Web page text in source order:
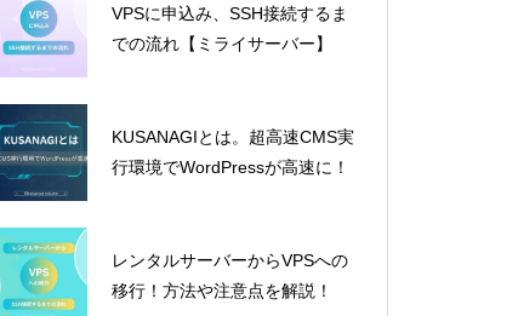
VPSに申込み、SSH接続するま
での流れ【ミライサーバー】
KUSANAGIとは。超高速CMS実
行環境でWordPressが高速に！
レンタルサーバーからVPSへの
移行！方法や注意点を解説！